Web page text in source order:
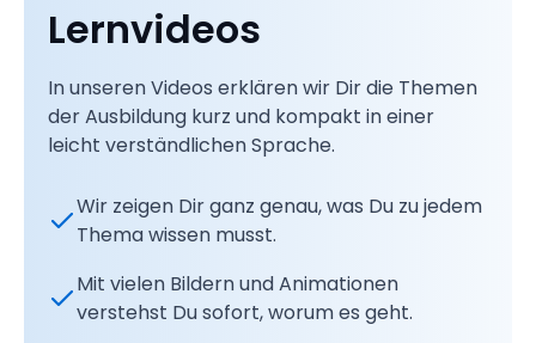
Lernvideos
In unseren Videos erklären wir Dir die Themen
der Ausbildung kurz und kompakt in einer
leicht verständlichen Sprache.
Wir zeigen Dir ganz genau, was Du zu jedem
Thema wissen musst.
Mit vielen Bildern und Animationen
verstehst Du sofort, worum es geht.